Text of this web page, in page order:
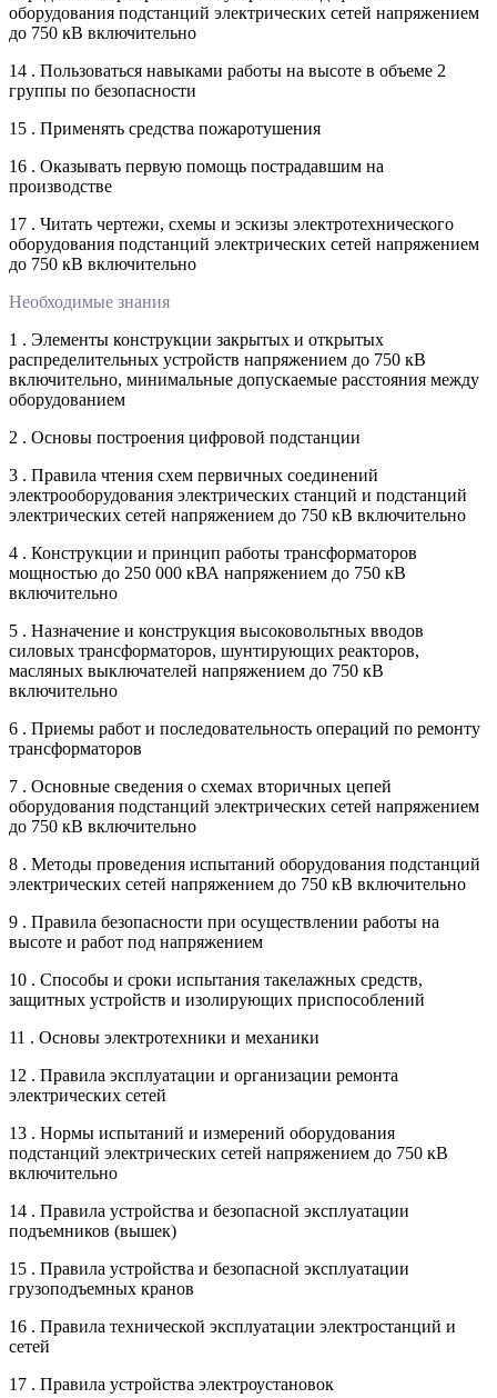
оборудования подстанций электрических сетей напряжением
до 750 кВ включительно
14 . Пользоваться навыками работы на высоте в объеме 2
группы по безопасности
15 . Применять средства пожаротушения
16 . Оказывать первую помощь пострадавшим на
производстве
17 . Читать чертежи, схемы и эскизы электротехнического
оборудования подстанций электрических сетей напряжением
до 750 кВ включительно
Необходимые знания
1 . Элементы конструкции закрытых и открытых
распределительных устройств напряжением до 750 кВ
включительно, минимальные допускаемые расстояния между
оборудованием
2 . Основы построения цифровой подстанции
3 . Правила чтения схем первичных соединений
электрооборудования электрических станций и подстанций
электрических сетей напряжением до 750 кВ включительно
4 . Конструкции и принцип работы трансформаторов
мощностью до 250 000 кВА напряжением до 750 кВ
включительно
5 . Назначение и конструкция высоковольтных вводов
силовых трансформаторов, шунтирующих реакторов,
масляных выключателей напряжением до 750 кВ
включительно
6 . Приемы работ и последовательность операций по ремонту
трансформаторов
7 . Основные сведения о схемах вторичных цепей
оборудования подстанций электрических сетей напряжением
до 750 кВ включительно
8 . Методы проведения испытаний оборудования подстанций
электрических сетей напряжением до 750 кВ включительно
9 . Правила безопасности при осуществлении работы на
высоте и работ под напряжением
10 . Способы и сроки испытания такелажных средств,
защитных устройств и изолирующих приспособлений
11 . Основы электротехники и механики
12 . Правила эксплуатации и организации ремонта
электрических сетей
13 . Нормы испытаний и измерений оборудования
подстанций электрических сетей напряжением до 750 кВ
включительно
14 . Правила устройства и безопасной эксплуатации
подъемников (вышек)
15 . Правила устройства и безопасной эксплуатации
грузоподъемных кранов
16 . Правила технической эксплуатации электростанций и
сетей
17 . Правила устройства электроустановок